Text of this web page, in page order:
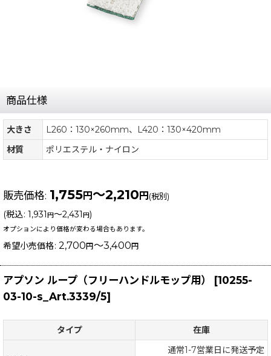
商品仕様
大きさ
L260：130×260mm、L420：130×420mm
材質
ポリエステル・ナイロン
販売価格: 1,755円～2,210円(税別)
(税込: 1,931円～2,431円)
オプションにより価格が変わる場合もあります。
希望小売価格: 2,700円～3,400円
アプソン ループ（フリーハンドルモップ用） [10255-
03-10-s_Art.3339/5]
タイプ 在庫
通常1-7営業日に発送予定